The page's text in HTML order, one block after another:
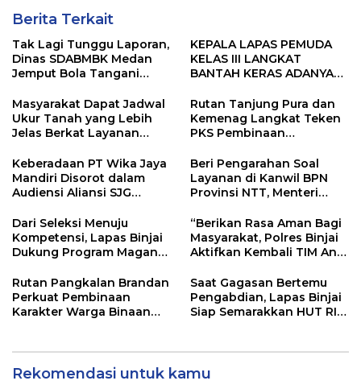
Berita Terkait
Tak Lagi Tunggu Laporan,
Dinas SDABMBK Medan
Jemput Bola Tangani
KEPALA LAPAS PEMUDA
KELAS III LANGKAT
BANTAH KERAS ADANYA
SELALU DITUTUPI
TENTANG SINDIKAT
PENIPU PENJUALAN EMAS
Masyarakat Dapat Jadwal
Ukur Tanah yang Lebih
Jelas Berkat Layanan
Rutan Tanjung Pura dan
Kemenag Langkat Teken
PKS Pembinaan
Keberadaan PT Wika Jaya
Mandiri Disorot dalam
Audiensi Aliansi SJG
Beri Pengarahan Soal
Layanan di Kanwil BPN
Provinsi NTT, Menteri
Pandang Masyarakat
Dari Seleksi Menuju
Kompetensi, Lapas Binjai
Dukung Program Magang
“Berikan Rasa Aman Bagi
Masyarakat, Polres Binjai
Aktifkan Kembali TIM Anti
Rutan Pangkalan Brandan
Perkuat Pembinaan
Karakter Warga Binaan
Saat Gagasan Bertemu
Pengabdian, Lapas Binjai
Siap Semarakkan HUT RI
Rekomendasi untuk kamu